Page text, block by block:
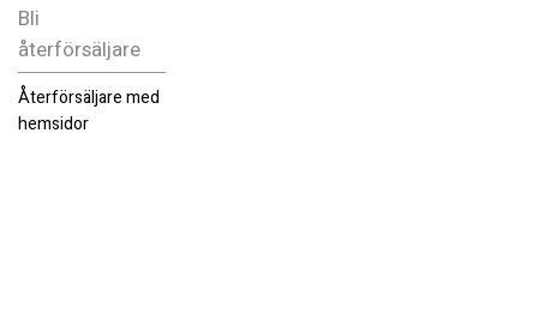
Bli
återförsäljare
Återförsäljare med
hemsidor